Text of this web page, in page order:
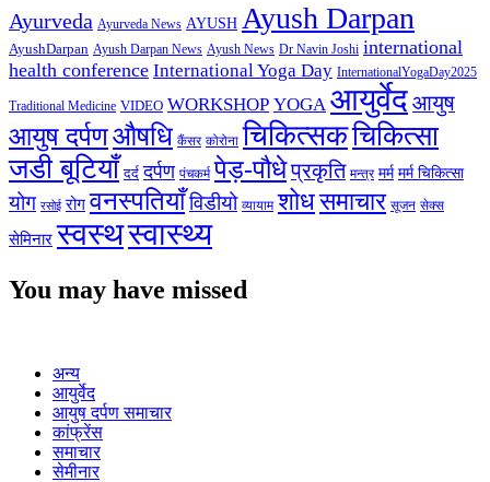
Ayurveda Ayurveda News AYUSH Ayush Darpan
AyushDarpan Ayush Darpan News Ayush News Dr Navin Joshi international
health conference International Yoga Day InternationalYogaDay2025
Traditional Medicine VIDEO WORKSHOP YOGA आयुर्वेदआयुष
आयुष दर्पणऔषधि कैंसर कोरोना चिकित्सकचिकित्सा
जडी बूटियाँ दर्द दर्पण पंचकर्म पेड़-पौधेप्रकृति मन्त्र मर्म मर्म चिकित्सा
योग रसोई रोग वनस्पतियाँविडीयो व्यायाम शोधसमाचार सूजन सेक्स
सेमिनार स्वस्थस्वास्थ्य
You may have missed
अन्य
आयुर्वेद
आयुष दर्पण समाचार
कांफ्रेंस
समाचार
सेमीनार